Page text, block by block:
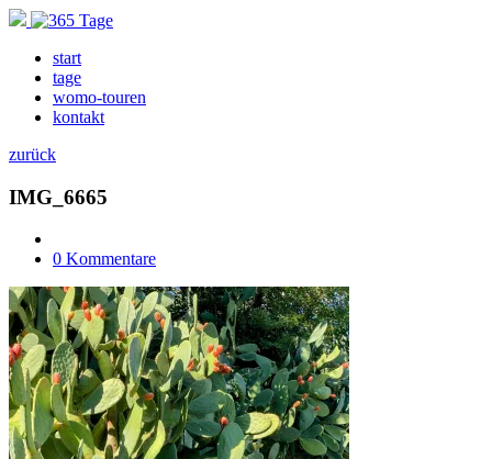
start
tage
womo-touren
kontakt
zurück
IMG_6665
0 Kommentare